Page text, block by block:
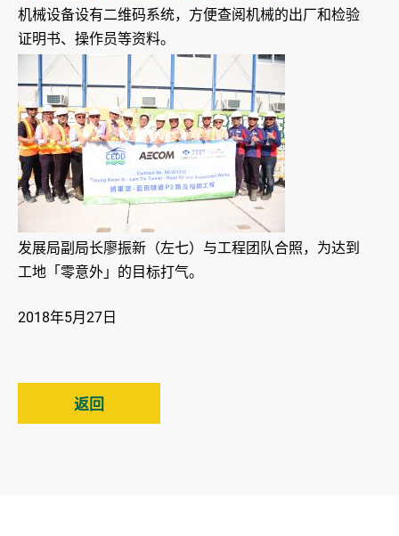
机械设备设有二维码系统，方便查阅机械的出厂和检验
证明书、操作员等资料。
发展局副局长廖振新（左七）与工程团队合照，为达到
工地「零意外」的目标打气。
2018年5月27日
返回